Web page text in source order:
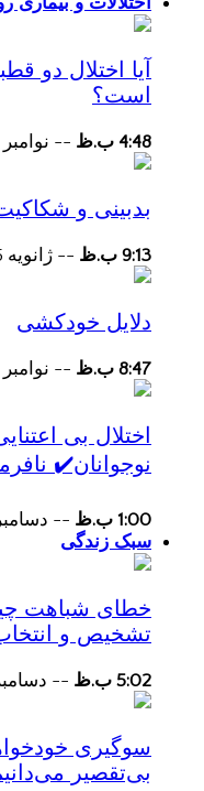
آیا اختلال دو
است؟
4:48 ب.ظ -- نوامبر 4, 2025
بدبینی و
9:13 ب.ظ -- ژانویه 5, 2025
دلایل خودکشی
8:47 ب.ظ -- نوامبر 10, 2024
اختلال بی
نوجوانان✔️
1:00 ب.ظ -- دسامبر 7, 2023
سبک زندگی
خطای شباهت
تشخیص و
5:02 ب.ظ -- دسامبر 8,
سوگیری
بی‌تقصیر